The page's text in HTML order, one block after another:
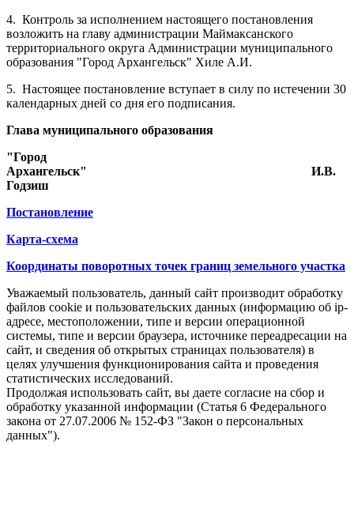
4. Контроль за исполнением настоящего постановления
возложить на главу администрации Маймаксанского
территориального округа Администрации муниципального
образования "Город Архангельск" Хиле А.И.
5. Настоящее постановление вступает в силу по истечении 30
календарных дней со дня его подписания.
Глава муниципального образования
"Город
Архангельск"
И.В.
Годзиш
Постановление
Карта-схема
Координаты поворотных точек границ земельного участка
Уважаемый пользователь, данный сайт производит обработку
файлов cookie и пользовательских данных (информацию об ip-
адресе, местоположении, типе и версии операционной
системы, типе и версии браузера, источнике переадресации на
сайт, и сведения об открытых страницах пользователя) в
целях улучшения функционирования сайта и проведения
статистических исследований.
Продолжая использовать сайт, вы даете согласие на сбор и
обработку указанной информации (Статья 6 Федерального
закона от 27.07.2006 № 152-ФЗ "Закон о персональных
данных").